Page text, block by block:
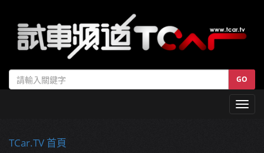
GO
TCar.TV 首頁